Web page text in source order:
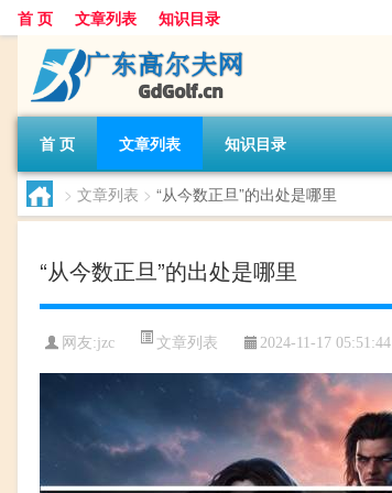
首 页 文章列表 知识目录
首 页 文章列表 知识目录
> 文章列表 > “从今数正旦”的出处是哪里
“从今数正旦”的出处是哪里
网友:jzc 文章列表 2024-11-17 05:51:44